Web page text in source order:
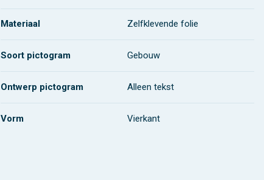
Materiaal Zelfklevende folie
Soort pictogram Gebouw
Ontwerp pictogram Alleen tekst
Vorm Vierkant